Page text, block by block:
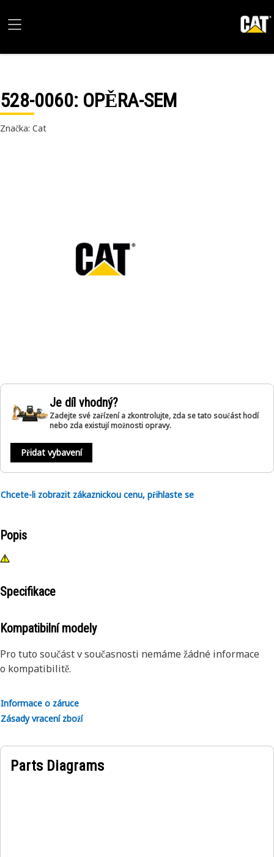
528-0060: OPĚRA-SEM
Značka: Cat
Je díl vhodný?
Zadejte své zařízení a zkontrolujte, zda se tato součást hodí
nebo zda existují možnosti opravy.
Přidat vybavení
Chcete-li zobrazit zákaznickou cenu, přihlaste se
Popis
Specifikace
Kompatibilní modely
Pro tuto součást v současnosti nemáme žádné informace
o kompatibilitě.
Informace o záruce
Zásady vracení zboží
Parts Diagrams